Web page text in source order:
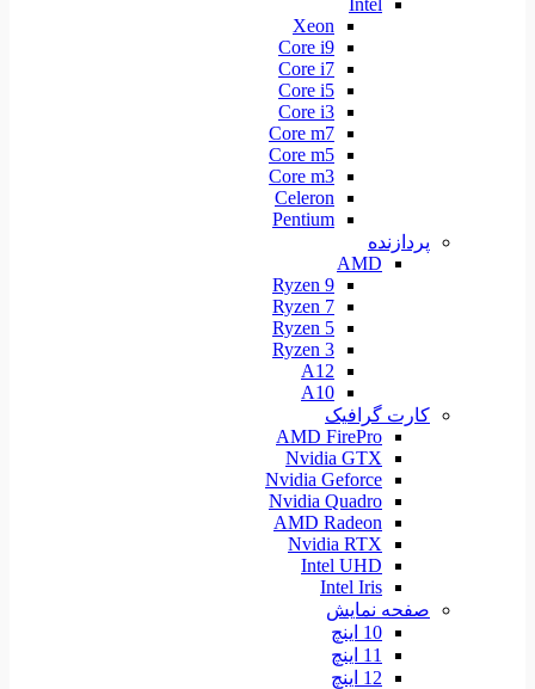
Intel
Xeon
Core i9
Core i7
Core i5
Core i3
Core m7
Core m5
Core m3
Celeron
Pentium
پردازنده
AMD
Ryzen 9
Ryzen 7
Ryzen 5
Ryzen 3
A12
A10
کارت گرافیک
AMD FirePro
Nvidia GTX
Nvidia Geforce
Nvidia Quadro
AMD Radeon
Nvidia RTX
Intel UHD
Intel Iris
صفحه نمایش
10 اینچ
11 اینچ
12 اینچ